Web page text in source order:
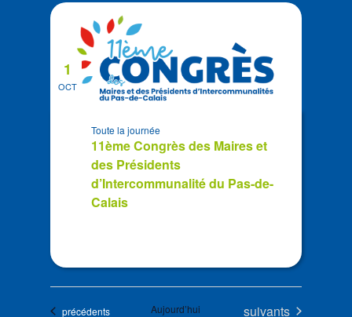
OCT
1
11ème Congrès des Maires et
des Présidents
d’Intercommunalité du Pas-de-
Calais
Toute la journée
Évènements
précédents Aujourd’hui Évènements
suivants